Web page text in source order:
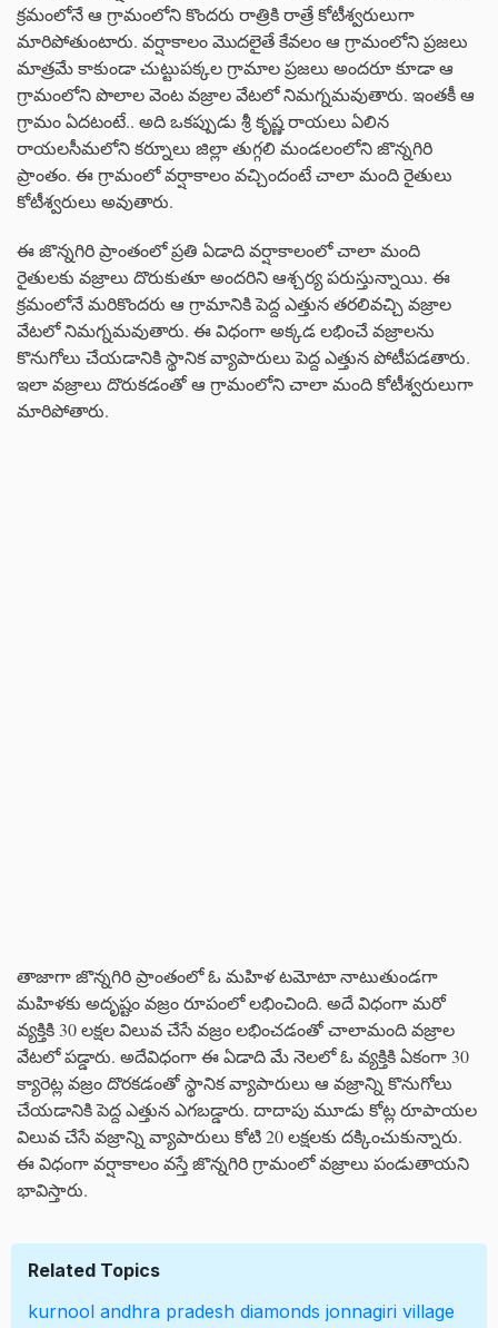
క్రమంలోనే ఆ గ్రామంలోని కొందరు రాత్రికి రాత్రే కోటీశ్వరులుగా
మారిపోతుంటారు. వర్షాకాలం మొదలైతే కేవలం ఆ గ్రామంలోని ప్రజలు
మాత్రమే కాకుండా చుట్టుపక్కల గ్రామాల ప్రజలు అందరూ కూడా ఆ
గ్రామంలోని పొలాల వెంట వజ్రాల వేటలో నిమగ్నమవుతారు. ఇంతకీ ఆ
గ్రామం ఏదటంటే.. అది ఒకప్పుడు శ్రీ కృష్ణ రాయలు ఏలిన
రాయలసీమలోని కర్నూలు జిల్లా తుగ్గలి మండలంలోని జొన్నగిరి
ప్రాంతం. ఈ గ్రామంలో వర్షాకాలం వచ్చిందంటే చాలా మంది రైతులు
కోటీశ్వరులు అవుతారు.
ఈ జొన్నగిరి ప్రాంతంలో ప్రతి ఏడాది వర్షాకాలంలో చాలా మంది
రైతులకు వజ్రాలు దొరుకుతూ అందరిని ఆశ్చర్య పరుస్తున్నాయి. ఈ
క్రమంలోనే మరికొందరు ఆ గ్రామానికి పెద్ద ఎత్తున తరలివచ్చి వజ్రాల
వేటలో నిమగ్నమవుతారు. ఈ విధంగా అక్కడ లభించే వజ్రాలను
కొనుగోలు చేయడానికి స్థానిక వ్యాపారులు పెద్ద ఎత్తున పోటీపడతారు.
ఇలా వజ్రాలు దొరుకడంతో ఆ గ్రామంలోని చాలా మంది కోటీశ్వరులుగా
మారిపోతారు.
తాజాగా జొన్నగిరి ప్రాంతంలో ఓ మహిళ టమోటా నాటుతుండగా
మహిళకు అదృష్టం వజ్రం రూపంలో లభించింది. అదే విధంగా మరో
వ్యక్తికి 30 లక్షల విలువ చేసే వజ్రం లభించడంతో చాలామంది వజ్రాల
వేటలో పడ్డారు. అదేవిధంగా ఈ ఏడాది మే నెలలో ఓ వ్యక్తికి ఏకంగా 30
క్యారెట్ల వజ్రం దొరకడంతో స్థానిక వ్యాపారులు ఆ వజ్రాన్ని కొనుగోలు
చేయడానికి పెద్ద ఎత్తున ఎగబడ్డారు. దాదాపు మూడు కోట్ల రూపాయల
విలువ చేసే వజ్రాన్ని వ్యాపారులు కోటి 20 లక్షలకు దక్కించుకున్నారు.
ఈ విధంగా వర్షాకాలం వస్తే జొన్నగిరి గ్రామంలో వజ్రాలు పండుతాయని
భావిస్తారు.
Related Topics
kurnool andhra pradesh diamonds jonnagiri village